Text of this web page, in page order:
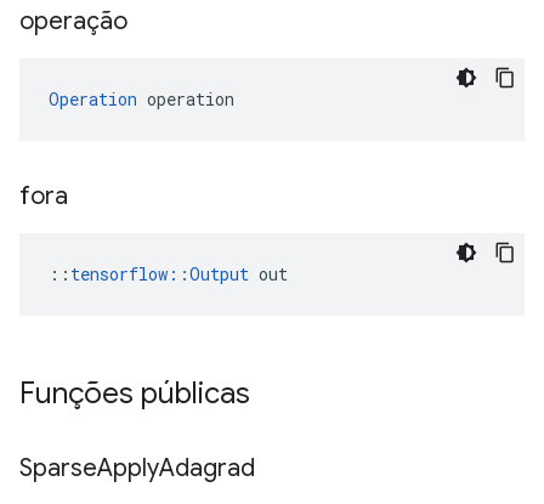
operação
Operation operation
fora
:: tensorflow::Output out
Funções públicas
SparseApplyAdagrad